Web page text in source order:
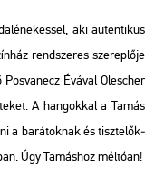
aki au­ten­ti­kus
rend­sze­res sze­rep­lő­je
Évá­val Olescher
A han­gok­kal a Tamás
a ba­rá­tok­nak és tisz­te­lők­
Úgy Ta­más­hoz mél­tó­an!